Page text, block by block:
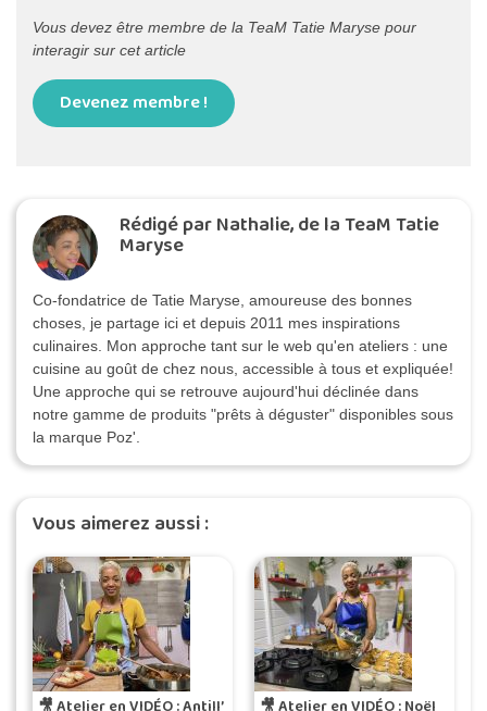
Vous devez être membre de la TeaM Tatie Maryse pour
interagir sur cet article
Devenez membre !
Rédigé par Nathalie, de la TeaM Tatie
Maryse
Co-fondatrice de Tatie Maryse, amoureuse des bonnes
choses, je partage ici et depuis 2011 mes inspirations
culinaires. Mon approche tant sur le web qu'en ateliers : une
cuisine au goût de chez nous, accessible à tous et expliquée!
Une approche qui se retrouve aujourd'hui déclinée dans
notre gamme de produits "prêts à déguster" disponibles sous
la marque Poz'.
Vous aimerez aussi :